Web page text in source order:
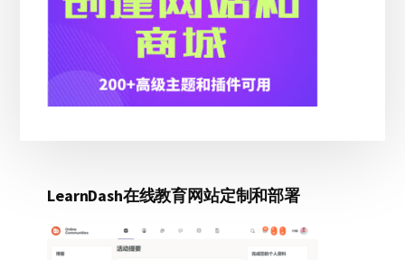
LearnDash在线教育网站定制和部署